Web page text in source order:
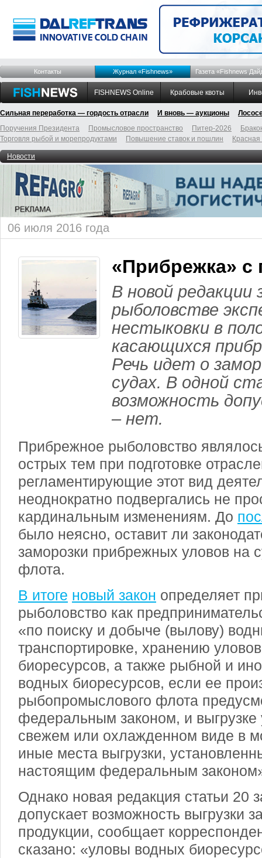
Контакты Журнал «Fishnews» Газета «Fishnews
FISHNEWS Online Крабовые квоты
Сильная переработка — гордость отрасли И вновь — аукционы
Поручения Президента
Промысловое пространство Питер-2026
Торговля рыбой и морепродуктами
Повышение ставок и пошлин
Новости
06 июля 2016 года
«Прибрежка» с
В новой редакции
рыболовстве
нестыковки в
касающихся
Речь идет о
судах. В одной
возможность
– нет.
Прибрежное рыболовство
острых тем при подготовке
регламентирующие этот вид
неоднократно подвергались не
кардинальным изменениям. До
было неясно, оставит ли
заморозки прибрежных уловов на
флота.
В итоге новый закон определяет
рыболовство как
«по поиску и добыче (вылову)
транспортировке, хранению
биоресурсов, а также рыбной и
водных биоресурсов, если ее
рыбопромыслового флота
федеральным законом, и
свежем или охлажденном виде в
иные места выгрузки,
настоящим федеральным
Однако новая редакция статьи 20
допускает возможность выгрузки
продукции, сообщает
сказано: «уловы водных